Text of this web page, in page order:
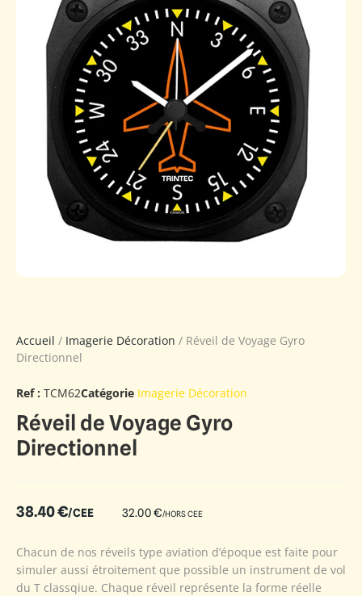
Accueil / Imagerie Décoration / Réveil de Voyage Gyro
Directionnel
Ref : TCM62Catégorie Imagerie Décoration
Réveil de Voyage Gyro
Directionnel
38.40€/CEE 32.00€/HORS CEE
Chacun de nos réveils type aviation d’époque est faite pour
simuler aussi étroitement que possible un instrument de vol
du T classqiue. Chaque réveil représente la forme réelle